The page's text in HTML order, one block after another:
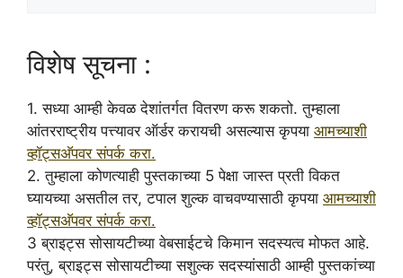
विशेष सूचना :
1. सध्या आम्ही केवळ देशांतर्गत वितरण करू शकतो. तुम्हाला
आंतरराष्ट्रीय पत्त्यावर ऑर्डर करायची असल्यास कृपया आमच्याशी
व्हॉट्सअ‍ॅपवर संपर्क करा.
2. तुम्हाला कोणत्याही पुस्तकाच्या 5 पेक्षा जास्त प्रती विकत
घ्यायच्या असतील तर, टपाल शुल्क वाचवण्यासाठी कृपया आमच्याशी
व्हॉट्सअ‍ॅपवर संपर्क करा.
3 ब्राइट्स सोसायटीच्या वेबसाईटचे किमान सदस्यत्व मोफत आहे.
परंतु, ब्राइट्स सोसायटीच्या सशुल्क सदस्यांसाठी आम्ही पुस्तकांच्या